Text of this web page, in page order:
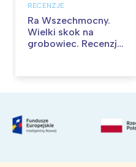
RECENZJE
Ra Wszechmocny.
Wielki skok na
grobowiec. Recenzja